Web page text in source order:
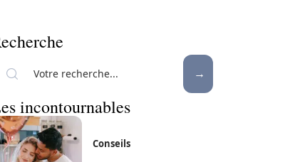
incontournables
Conseils